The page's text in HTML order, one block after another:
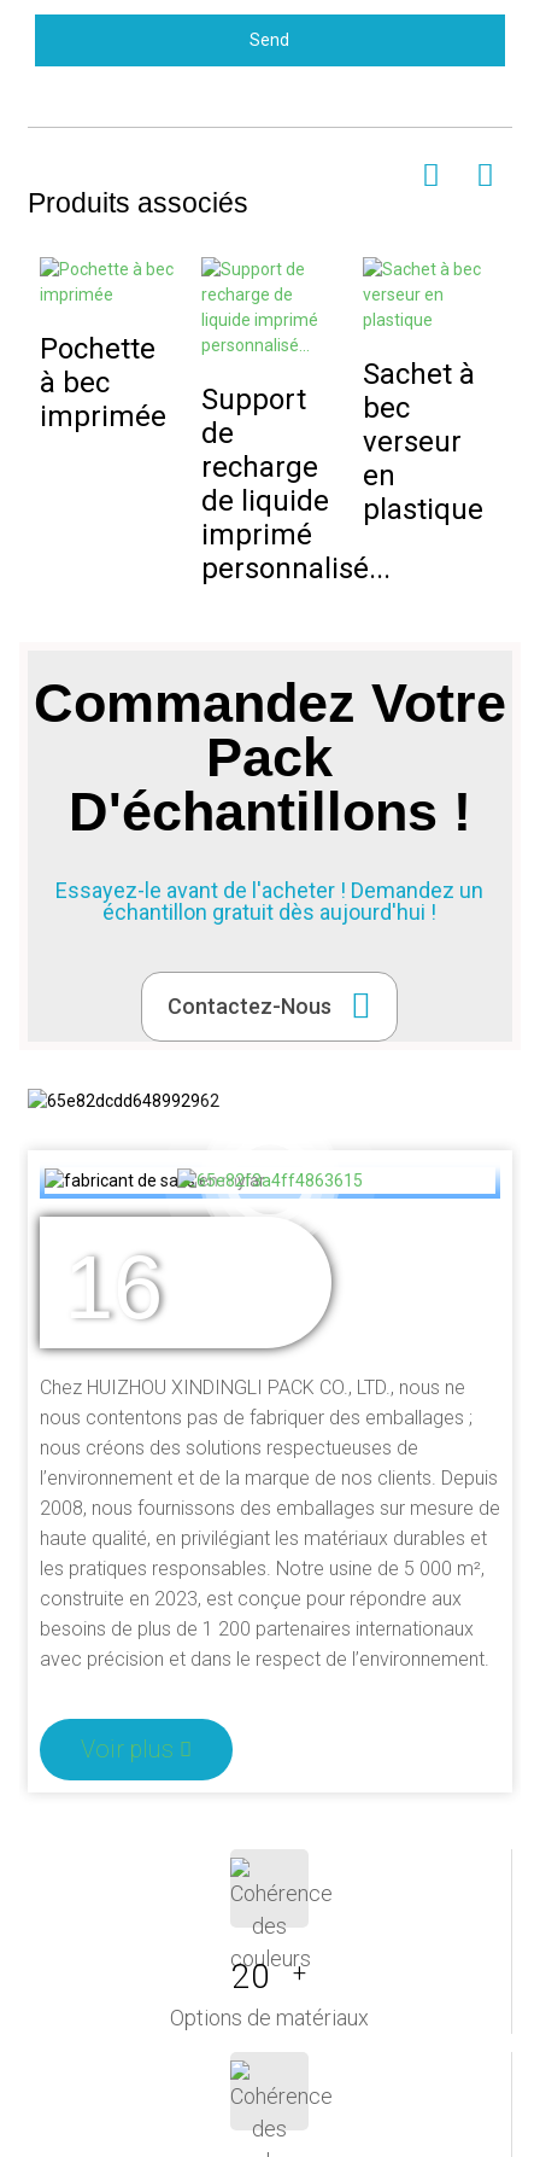
Send
Produits associés
Pochette
à bec
imprimée
Support
de
recharge
de liquide
imprimé
personnalisé...
Sachet à
bec
verseur
en
plastique
Commandez Votre
Pack
D'échantillons !
Essayez-le avant de l'acheter ! Demandez un
échantillon gratuit dès aujourd'hui !
Contactez-Nous
16
Chez HUIZHOU XINDINGLI PACK CO., LTD., nous ne
nous contentons pas de fabriquer des emballages ;
nous créons des solutions respectueuses de
l’environnement et de la marque de nos clients. Depuis
2008, nous fournissons des emballages sur mesure de
haute qualité, en privilégiant les matériaux durables et
les pratiques responsables. Notre usine de 5 000 m²,
construite en 2023, est conçue pour répondre aux
besoins de plus de 1 200 partenaires internationaux
avec précision et dans le respect de l’environnement.
Voir plus
20 +
Options de matériaux